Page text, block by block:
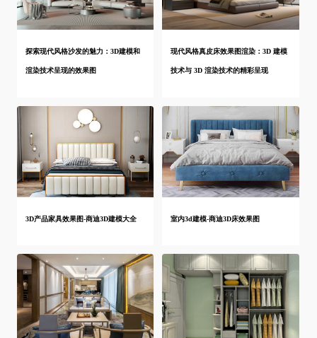
探索现代风格沙发的魅力：3D建模和
渲染技术呈现的效果图
现代风格真皮床效果图渲染：3D 建模
技术与 3D 渲染技术的精彩呈现
3D产品家具效果图-商迪3D建模大全 室内3d建模-商迪3D床效果图